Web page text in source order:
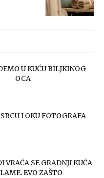
U KUĆU BILJKINOG
OCA
I OKU FOTOGRAFA
VRAĆA SE GRADNJI KUĆA
EVO ZAŠTO